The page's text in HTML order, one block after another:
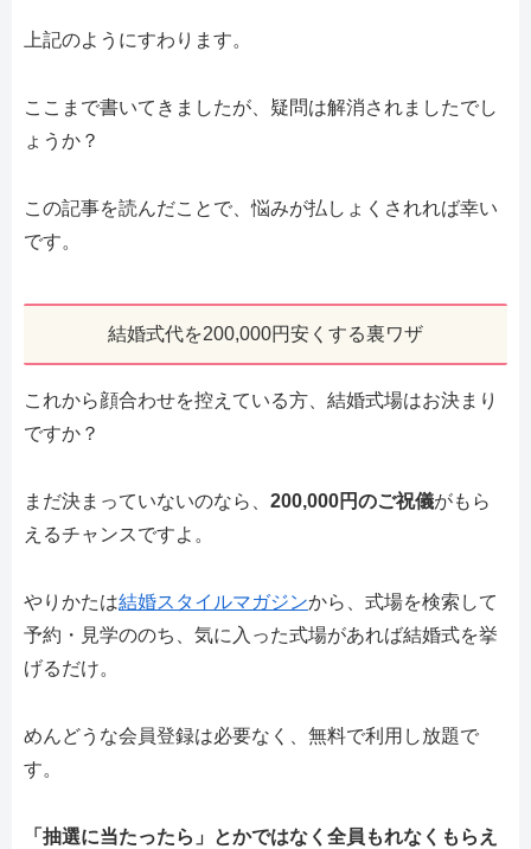
上記のようにすわります。
ここまで書いてきましたが、疑問は解消されましたでし
ょうか？
この記事を読んだことで、悩みが払しょくされれば幸い
です。
結婚式代を200,000円安くする裏ワザ
これから顔合わせを控えている方、結婚式場はお決まり
ですか？
まだ決まっていないのなら、 200,000円のご祝儀がもら
えるチャンスですよ。
やりかたは結婚スタイルマガジンから、式場を検索して
予約・見学ののち、気に入った式場があれば結婚式を挙
げるだけ。
めんどうな会員登録は必要なく、無料で利用し放題で
す。
「抽選に当たったら」とかではなく全員もれなくもらえ